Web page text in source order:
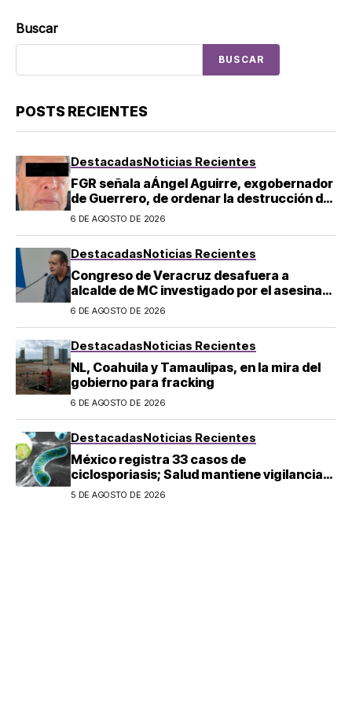
Buscar
BUSCAR
POSTS RECIENTES
DestacadasNoticias Recientes
FGR señala aÁngel Aguirre, exgobernador
de Guerrero, de ordenar la destrucción de
evidencia sobre el caso Ayotzinapa
6 DE AGOSTO DE 2026
DestacadasNoticias Recientes
Congreso de Veracruz desafuera a
alcalde de MC investigado por el asesinato
de la periodista Roxana Guzmán
6 DE AGOSTO DE 2026
DestacadasNoticias Recientes
NL, Coahuila y Tamaulipas, en la mira del
gobierno para fracking
6 DE AGOSTO DE 2026
DestacadasNoticias Recientes
México registra 33 casos de
ciclosporiasis; Salud mantiene vigilancia
epidemiológica
5 DE AGOSTO DE 2026